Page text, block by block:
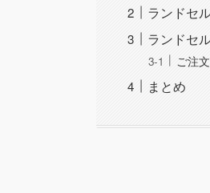
ランドセ
ランドセ
ご注
まとめ